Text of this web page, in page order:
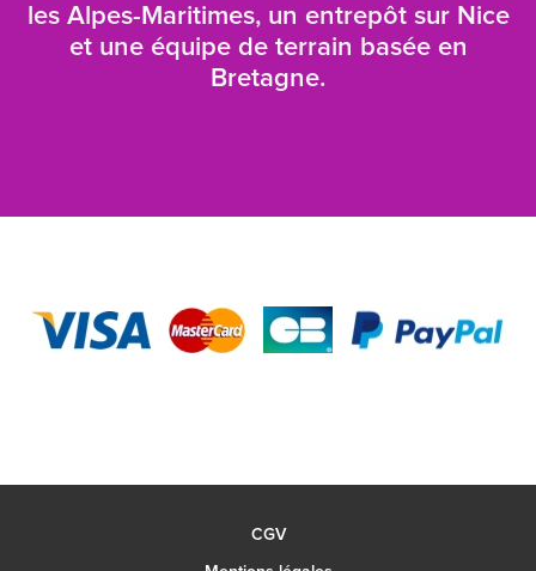
les Alpes-Maritimes, un entrepôt sur Nice
et une équipe de terrain basée en
Bretagne.
CGV